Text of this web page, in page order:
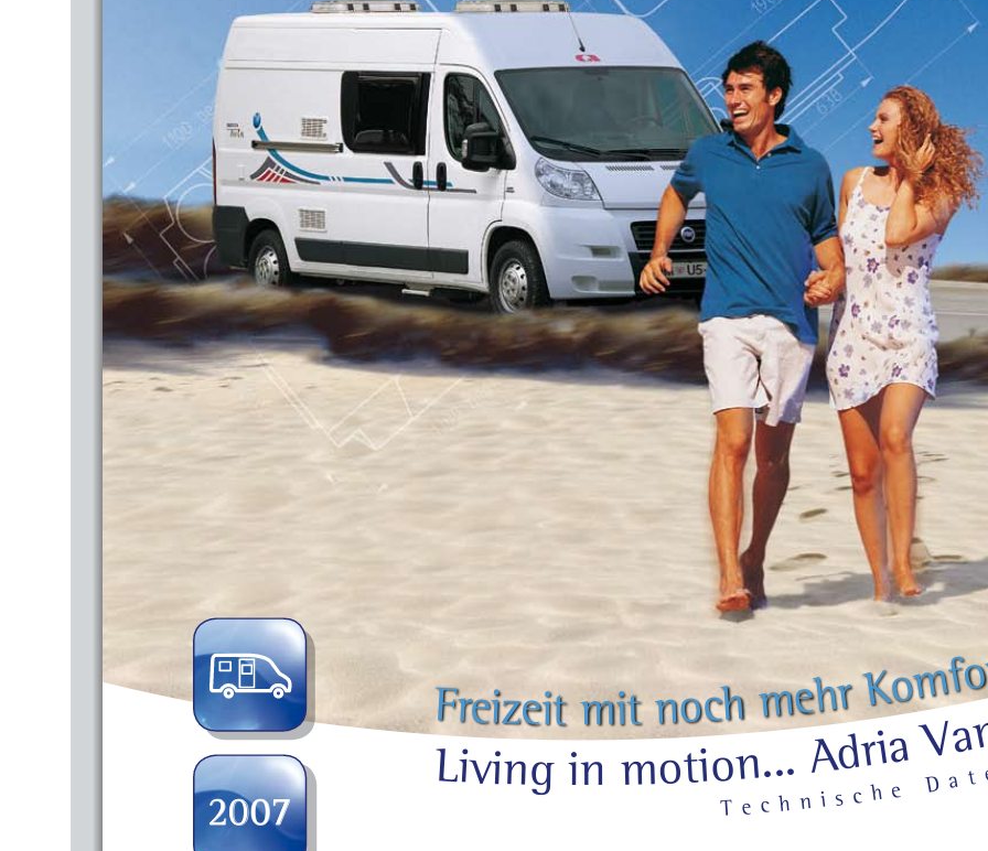
2007
Living in motion... AdriaVa
T e c h n i s c h e D a t
Freizeit mit nochmehrKomf